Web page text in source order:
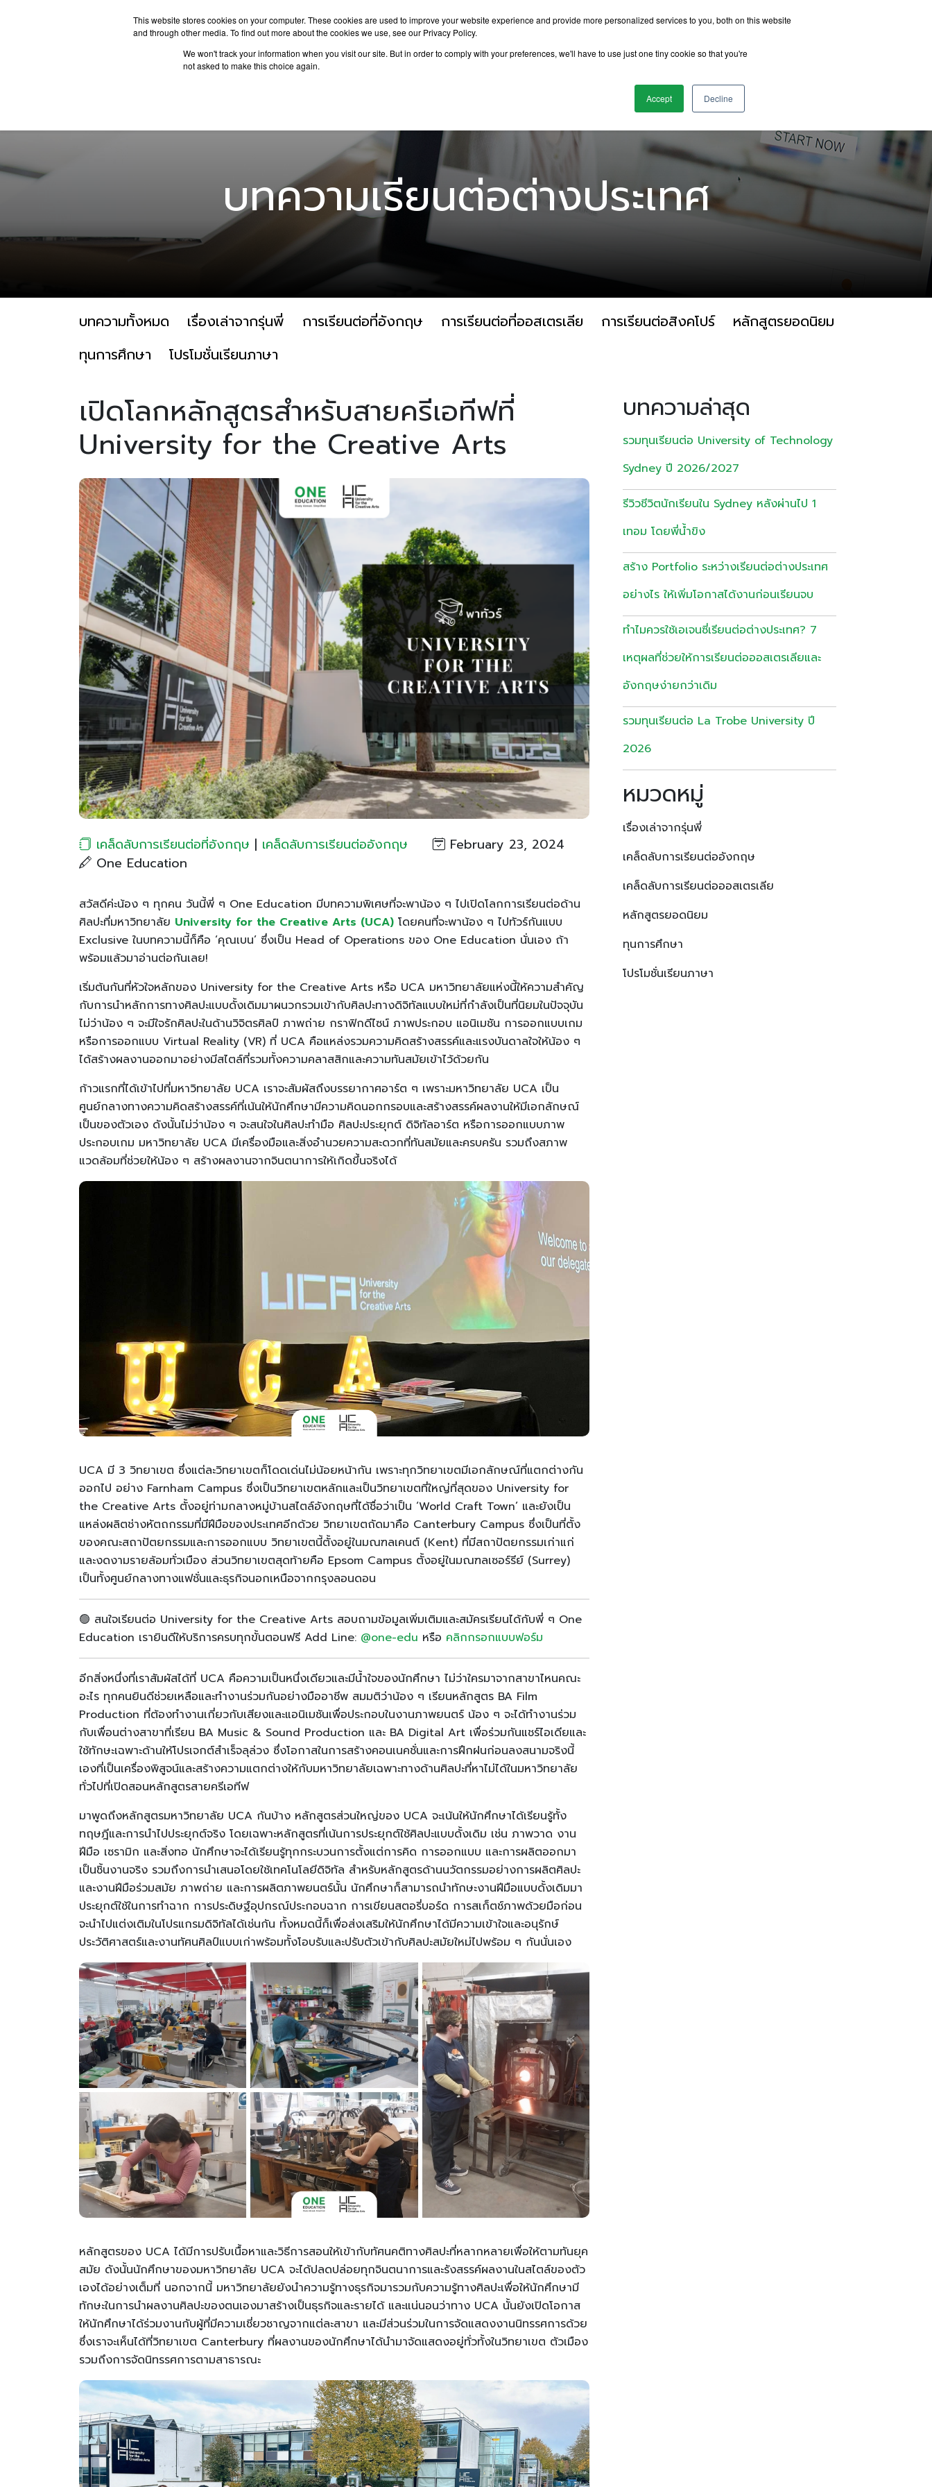
This website stores cookies on your computer. These cookies are used to improve your website experience and provide more personalized services to you, both on this website
and through other media. To find out more about the cookies we use, see our Privacy Policy.
We won't track your information when you visit our site. But in order to comply with your preferences, we'll have to use just one tiny cookie so that you're
not asked to make this choice again.
Accept Decline
ประเทศน่าเรียนต่อ
บทความเรียนต่อต่างประเทศ
บทความทั้งหมด เรื่องเล่าจากรุ่นพี่ การเรียนต่อที่อังกฤษ การเรียนต่อที่ออสเตรเลีย การเรียนต่อสิงคโปร์
หลักสูตรยอดนิยม
ทุนการศึกษา
โปรโมชั่นเรียนภาษา
เปิดโลกหลักสูตรสำหรับสายครีเอทีฟที่
University for the Creative Arts
เคล็ดลับการเรียนต่อที่อังกฤษ | เคล็ดลับการเรียนต่ออังกฤษ
February 23, 2024
One Education
สวัสดีค่ะน้อง ๆ ทุกคน วันนี้พี่ ๆ One Education มีบทความพิเศษที่จะพาน้อง ๆ ไปเปิดโลกการเรียนต่อด้าน
ศิลปะที่มหาวิทยาลัย University for the Creative Arts (UCA) โดยคนที่จะพาน้อง ๆ ไปทัวร์กันแบบ
Exclusive ในบทความนี้ก็คือ ‘คุณเบน’ ซึ่งเป็น Head of Operations ของ One Education นั่นเอง ถ้า
พร้อมแล้วมาอ่านต่อกันเลย!
เริ่มต้นกันที่หัวใจหลักของ University for the Creative Arts หรือ UCA มหาวิทยาลัยแห่งนี้ให้ความสำคัญ
กับการนำหลักการทางศิลปะแบบดั้งเดิมมาผนวกรวมเข้ากับศิลปะทางดิจิทัลแบบใหม่ที่กำลังเป็นที่นิยมในปัจจุบัน
ไม่ว่าน้อง ๆ จะมีใจรักศิลปะในด้านวิจิตรศิลป์ ภาพถ่าย กราฟิกดีไซน์ ภาพประกอบ แอนิเมชัน การออกแบบเกม
หรือการออกแบบ Virtual Reality (VR) ที่ UCA คือแหล่งรวมความคิดสร้างสรรค์และแรงบันดาลใจให้น้อง ๆ
ได้สร้างผลงานออกมาอย่างมีสไตล์ที่รวมทั้งความคลาสสิกและความทันสมัยเข้าไว้ด้วยกัน
ก้าวแรกที่ได้เข้าไปที่มหาวิทยาลัย UCA เราจะสัมผัสถึงบรรยากาศอาร์ต ๆ เพราะมหาวิทยาลัย UCA เป็น
ศูนย์กลางทางความคิดสร้างสรรค์ที่เน้นให้นักศึกษามีความคิดนอกกรอบและสร้างสรรค์ผลงานให้มีเอกลักษณ์
เป็นของตัวเอง ดังนั้นไม่ว่าน้อง ๆ จะสนใจในศิลปะทำมือ ศิลปะประยุกต์ ดิจิทัลอาร์ต หรือการออกแบบภาพ
ประกอบเกม มหาวิทยาลัย UCA มีเครื่องมือและสิ่งอำนวยความสะดวกที่ทันสมัยและครบครัน รวมถึงสภาพ
แวดล้อมที่ช่วยให้น้อง ๆ สร้างผลงานจากจินตนาการให้เกิดขึ้นจริงได้
UCA มี 3 วิทยาเขต ซึ่งแต่ละวิทยาเขตก็โดดเด่นไม่น้อยหน้ากัน เพราะทุกวิทยาเขตมีเอกลักษณ์ที่แตกต่างกัน
ออกไป อย่าง Farnham Campus ซึ่งเป็นวิทยาเขตหลักและเป็นวิทยาเขตที่ใหญ่ที่สุดของ University for
the Creative Arts ตั้งอยู่ท่ามกลางหมู่บ้านสไตล์อังกฤษที่ได้ชื่อว่าเป็น ‘World Craft Town’ และยังเป็น
แหล่งผลิตช่างหัตถกรรมที่มีฝีมือของประเทศอีกด้วย วิทยาเขตถัดมาคือ Canterbury Campus ซึ่งเป็นที่ตั้ง
ของคณะสถาปัตยกรรมและการออกแบบ วิทยาเขตนี้ตั้งอยู่ในมณฑลเคนต์ (Kent) ที่มีสถาปัตยกรรมเก่าแก่
และงดงามรายล้อมทั่วเมือง ส่วนวิทยาเขตสุดท้ายคือ Epsom Campus ตั้งอยู่ในมณฑลเซอร์รีย์ (Surrey)
เป็นทั้งศูนย์กลางทางแฟชั่นและธุรกิจนอกเหนือจากกรุงลอนดอน
🟢 สนใจเรียนต่อ University for the Creative Arts สอบถามข้อมูลเพิ่มเติมและสมัครเรียนได้กับพี่ ๆ One
Education เรายินดีให้บริการครบทุกขั้นตอนฟรี Add Line: @one-edu หรือ คลิกกรอกแบบฟอร์ม
อีกสิ่งหนึ่งที่เราสัมผัสได้ที่ UCA คือความเป็นหนึ่งเดียวและมีน้ำใจของนักศึกษา ไม่ว่าใครมาจากสาขาไหนคณะ
อะไร ทุกคนยินดีช่วยเหลือและทำงานร่วมกันอย่างมืออาชีพ สมมติว่าน้อง ๆ เรียนหลักสูตร BA Film
Production ที่ต้องทำงานเกี่ยวกับเสียงและแอนิเมชันเพื่อประกอบในงานภาพยนตร์ น้อง ๆ จะได้ทำงานร่วม
กับเพื่อนต่างสาขาที่เรียน BA Music & Sound Production และ BA Digital Art เพื่อร่วมกันแชร์ไอเดียและ
ใช้ทักษะเฉพาะด้านให้โปรเจกต์สำเร็จลุล่วง ซึ่งโอกาสในการสร้างคอนเนคชั่นและการฝึกฝนก่อนลงสนามจริงนี้
เองที่เป็นเครื่องพิสูจน์และสร้างความแตกต่างให้กับมหาวิทยาลัยเฉพาะทางด้านศิลปะที่หาไม่ได้ในมหาวิทยาลัย
ทั่วไปที่เปิดสอนหลักสูตรสายครีเอทีฟ
มาพูดถึงหลักสูตรมหาวิทยาลัย UCA กันบ้าง หลักสูตรส่วนใหญ่ของ UCA จะเน้นให้นักศึกษาได้เรียนรู้ทั้ง
ทฤษฎีและการนำไปประยุกต์จริง โดยเฉพาะหลักสูตรที่เน้นการประยุกต์ใช้ศิลปะแบบดั้งเดิม เช่น ภาพวาด งาน
ฝีมือ เซรามิก และสิ่งทอ นักศึกษาจะได้เรียนรู้ทุกกระบวนการตั้งแต่การคิด การออกแบบ และการผลิตออกมา
เป็นชิ้นงานจริง รวมถึงการนำเสนอโดยใช้เทคโนโลยีดิจิทัล สำหรับหลักสูตรด้านนวัตกรรมอย่างการผลิตศิลปะ
และงานฝีมือร่วมสมัย ภาพถ่าย และการผลิตภาพยนตร์นั้น นักศึกษาก็สามารถนำทักษะงานฝีมือแบบดั้งเดิมมา
ประยุกต์ใช้ในการทำฉาก การประดิษฐ์อุปกรณ์ประกอบฉาก การเขียนสตอรี่บอร์ด การสเก็ตช์ภาพด้วยมือก่อน
จะนำไปแต่งเติมในโปรแกรมดิจิทัลได้เช่นกัน ทั้งหมดนี้ก็เพื่อส่งเสริมให้นักศึกษาได้มีความเข้าใจและอนุรักษ์
ประวัติศาสตร์และงานทัศนศิลป์แบบเก่าพร้อมทั้งโอบรับและปรับตัวเข้ากับศิลปะสมัยใหม่ไปพร้อม ๆ กันนั่นเอง
หลักสูตรของ UCA ได้มีการปรับเนื้อหาและวิธีการสอนให้เข้ากับทัศนคติทางศิลปะที่หลากหลายเพื่อให้ตามทันยุค
สมัย ดังนั้นนักศึกษาของมหาวิทยาลัย UCA จะได้ปลดปล่อยทุกจินตนาการและรังสรรค์ผลงานในสไตล์ของตัว
เองได้อย่างเต็มที่ นอกจากนี้ มหาวิทยาลัยยังนำความรู้ทางธุรกิจมารวมกับความรู้ทางศิลปะเพื่อให้นักศึกษามี
ทักษะในการนำผลงานศิลปะของตนเองมาสร้างเป็นธุรกิจและรายได้ และแน่นอนว่าทาง UCA นั้นยังเปิดโอกาส
ให้นักศึกษาได้ร่วมงานกับผู้ที่มีความเชี่ยวชาญจากแต่ละสาขา และมีส่วนร่วมในการจัดแสดงงานนิทรรศการด้วย
ซึ่งเราจะเห็นได้ที่วิทยาเขต Canterbury ที่ผลงานของนักศึกษาได้นำมาจัดแสดงอยู่ทั่วทั้งในวิทยาเขต ตัวเมือง
รวมถึงการจัดนิทรรศการตามสาธารณะ
บทความล่าสุด
รวมทุนเรียนต่อ University of Technology
Sydney ปี 2026/2027
รีวิวชีวิตนักเรียนใน Sydney หลังผ่านไป 1
เทอม โดยพี่น้ำขิง
สร้าง Portfolio ระหว่างเรียนต่อต่างประเทศ
อย่างไร ให้เพิ่มโอกาสได้งานก่อนเรียนจบ
ทำไมควรใช้เอเจนซี่เรียนต่อต่างประเทศ? 7
เหตุผลที่ช่วยให้การเรียนต่อออสเตรเลียและ
อังกฤษง่ายกว่าเดิม
รวมทุนเรียนต่อ La Trobe University ปี
2026
หมวดหมู่
เรื่องเล่าจากรุ่นพี่
เคล็ดลับการเรียนต่ออังกฤษ
เคล็ดลับการเรียนต่อออสเตรเลีย
หลักสูตรยอดนิยม
ทุนการศึกษา
โปรโมชั่นเรียนภาษา